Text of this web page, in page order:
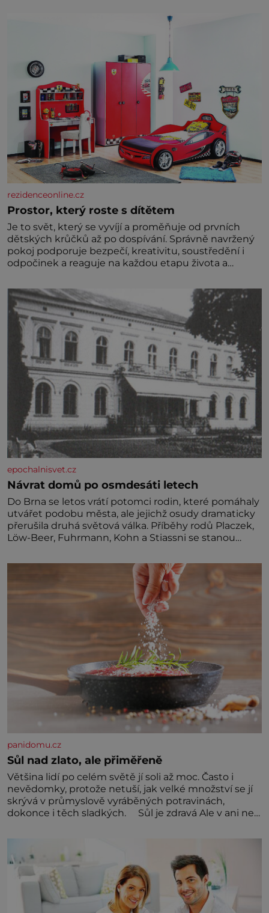
dávných lidí nesmírně dobře zachovalá, přičítají
odborníci zdejším klimatickým podmínkám. Sucho,
rezidenceonline.cz
Prostor, který roste s dítětem
Je to svět, který se vyvíjí a proměňuje od prvních
dětských krůčků až po dospívání. Správně navržený
pokoj podporuje bezpečí, kreativitu, soustředění i
odpočinek a reaguje na každou etapu života a
jednoduchost, měkkost a bezpečí, proto by pokoj
miminka měl působit především klidně a útulně.
Předškolní věk je
epochalnisvet.cz
Návrat domů po osmdesáti letech
Do Brna se letos vrátí potomci rodin, které pomáhaly
utvářet podobu města, ale jejichž osudy dramaticky
přerušila druhá světová válka. Příběhy rodů Placzek,
Löw-Beer, Fuhrmann, Kohn a Stiassni se stanou
židovské kultury ŠTETL FEST 2026. Některé návraty
nejsou jednoduché. Místa, která si člověk pamatuje z
rodinných vyprávění, už dávno
panidomu.cz
Sůl nad zlato, ale přiměřeně
Většina lidí po celém světě jí soli až moc. Často i
nevědomky, protože netuší, jak velké množství se jí
skrývá v průmyslově vyráběných potravinách,
dokonce i těch sladkých. Sůl je zdravá Ale v ani ne
běžné. Její základní složky– sodík a chlór – jsou